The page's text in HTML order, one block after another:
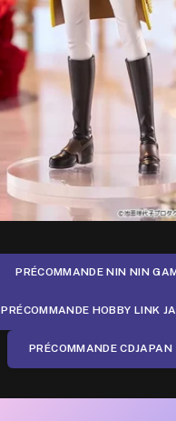
PRÉCOMMANDE NIN NIN
PRÉCOMMANDE HOBBY LINK
PRÉCOMMANDE CDJAPAN